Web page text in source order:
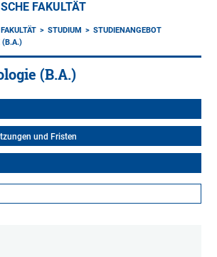
FAKULTÄT
STUDIUM
STUDIENANGEBOT
(B.A.)
(B.A.)
und Fristen